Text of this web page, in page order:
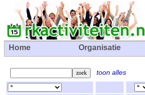
Home Organisatie
toon alles